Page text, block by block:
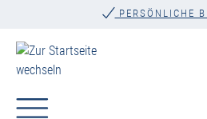
PERSÖNLICHE